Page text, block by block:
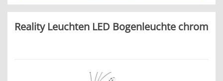
Reality Leuchten LED Bogenleuchte chrom